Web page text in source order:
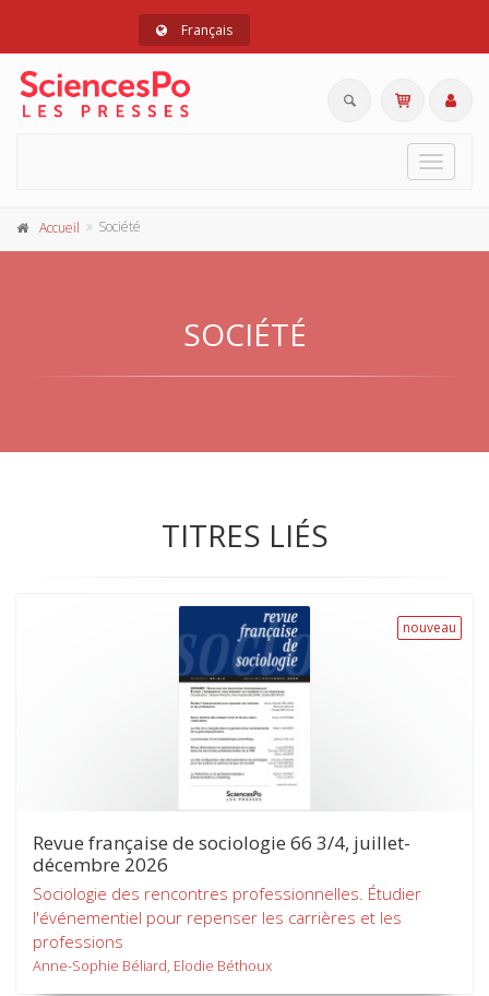
Français
Toggle
Accueil Société
SOCIÉTÉ
TITRES LIÉS
nouveau
Revue française de sociologie 66 3/4, juillet-
décembre 2026
Sociologie des rencontres professionnelles. Étudier
l'événementiel pour repenser les carrières et les
professions
Anne-Sophie Béliard, Elodie Béthoux